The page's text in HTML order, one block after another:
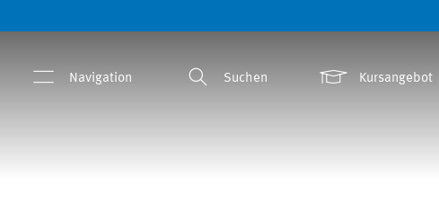
Navigation Suchen Kursangebot